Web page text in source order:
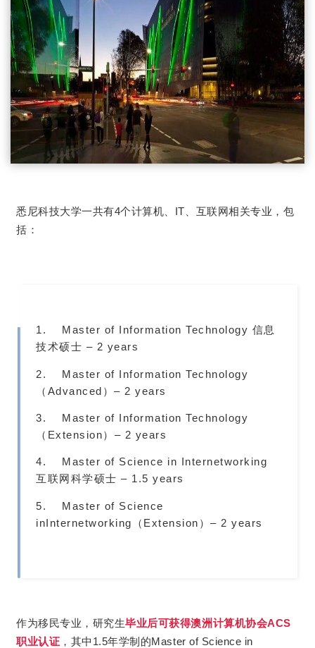
悉尼科技大学一共有4个计算机、IT、互联网相关专业，包
括：
1. Master of Information Technology 信息
技术硕士 – 2 years
2. Master of Information Technology
（Advanced） – 2 years
3. Master of Information Technology
（Extension） – 2 years
4. Master of Science in Internetworking
互联网科学硕士 – 1.5 years
5. Master of Science
inInternetworking（Extension） – 2 years
作为移民专业，研究生毕业后可获得澳洲计算机协会ACS
职业认证 ，其中1.5年学制的Master of Science in